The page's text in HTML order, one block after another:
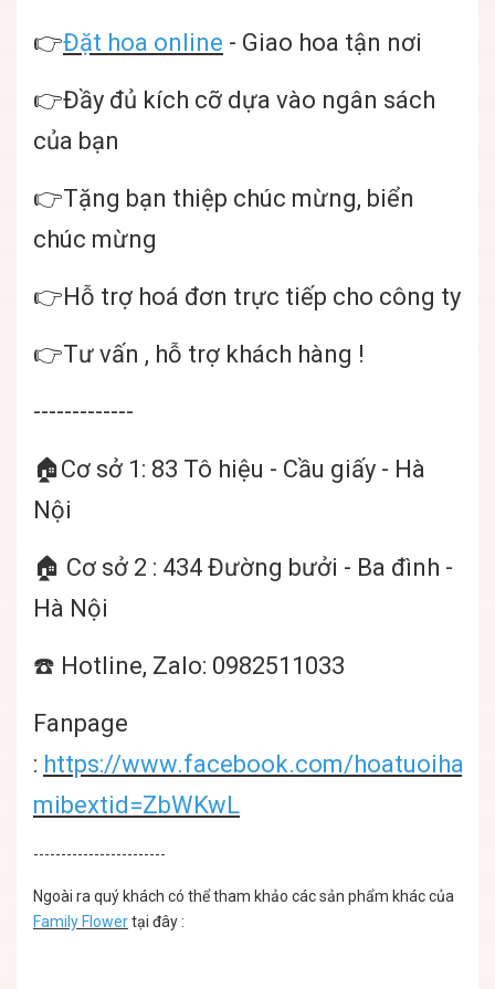
👉Đặt hoa online - Giao hoa tận nơi
👉Đầy đủ kích cỡ dựa vào ngân sách
của bạn
👉Tặng bạn thiệp chúc mừng, biển
chúc mừng
👉Hỗ trợ hoá đơn trực tiếp cho công ty
👉Tư vấn , hỗ trợ khách hàng !
-------------
🏠Cơ sở 1: 83 Tô hiệu - Cầu giấy - Hà
Nội
🏠 Cơ sở 2 : 434 Đường bưởi - Ba đình -
Hà Nội
☎️ Hotline, Zalo: 0982511033
Fanpage
: https://www.facebook.com/
mibextid=ZbWKwL
------------------------
Ngoài ra quý khách có thể tham khảo các sản phẩm khác của
Family Flowertại đây :